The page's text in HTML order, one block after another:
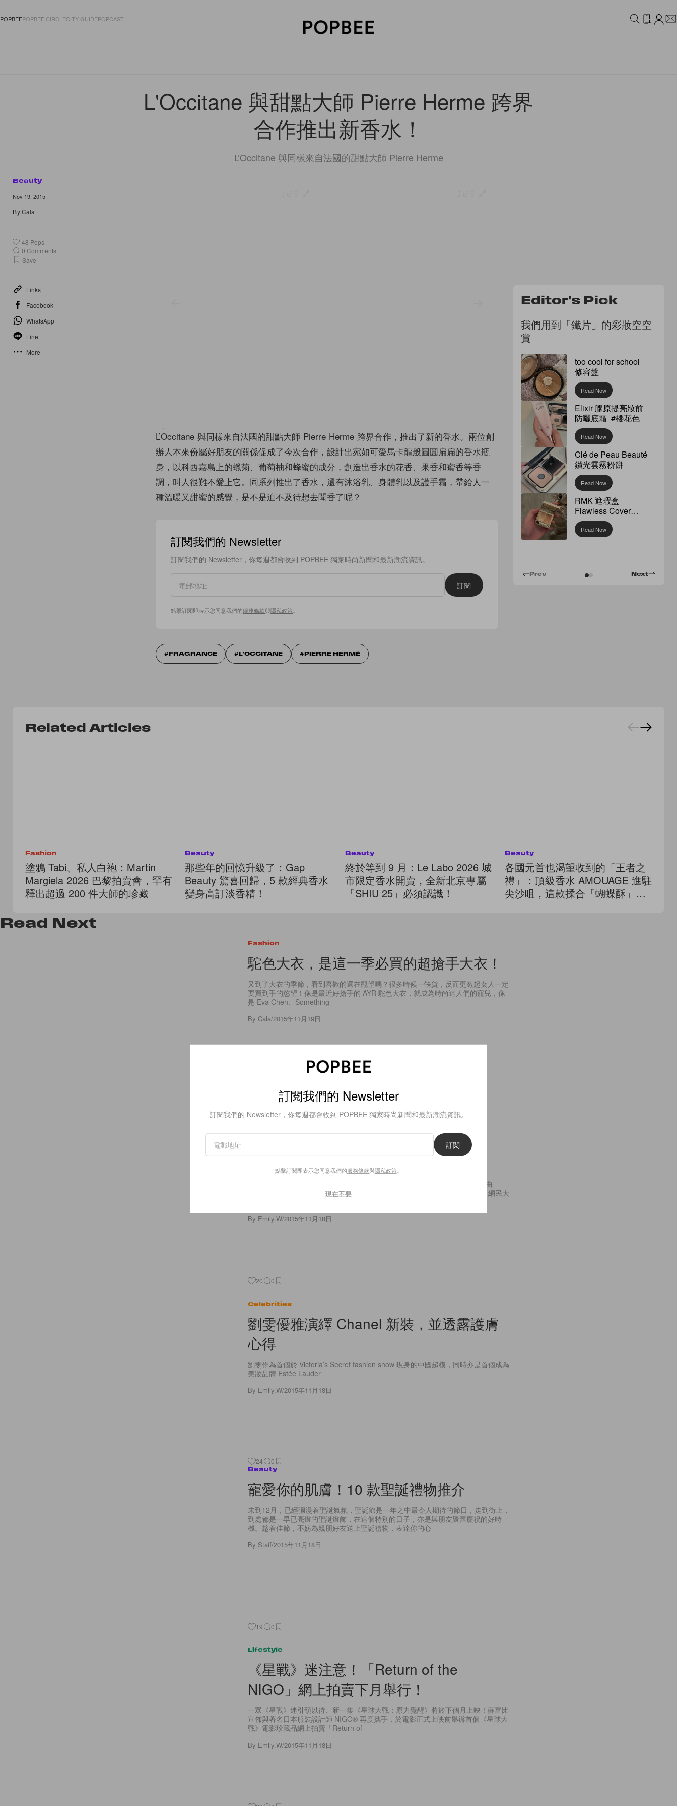
POPBEEPOPBEE CIRCLECITY GUIDEPOPCAST
L'Occitane 與甜點大師 Pierre Herme 跨界
合作推出新香水！
L’Occitane 與同樣來自法國的甜點大師 Pierre Herme
Beauty
Nov 19, 2015
ByCala
48 Pops
0 Comments
Save
Links
Facebook
WhatsApp
Line
More
L’Occitane 與同樣來自法國的甜點大師 Pierre Herme 跨界合作，推出了新的香水。兩位創
辦人本來份屬好朋友的關係促成了今次合作，設計出宛如可愛馬卡龍般圓圓扁扁的香水瓶
身，以科西嘉島上的蠟菊、葡萄柚和蜂蜜的成分，創造出香水的花香、果香和蜜香等香
調，叫人很難不愛上它。同系列推出了香水，還有沐浴乳、身體乳以及護手霜，帶給人一
種溫暖又甜蜜的感覺，是不是迫不及待想去聞香了呢？
訂閱我們的 Newsletter
訂閱我們的 Newsletter，你每週都會收到 POPBEE 獨家時尚新聞和最新潮流資訊。
訂閱
點擊訂閱即表示您同意我們的服務條款與隱私政策
FRAGRANCE L'OCCITANE PIERRE HERMÉ
Editor's Pick
我們用到「鐵片」的彩妝空空
賞
too cool for school
修容盤
Read Now
Elixir 膠原提亮妝前
防曬底霜 #櫻花色
Read Now
Clé de Peau Beauté
鑽光雲霧粉餅
Read Now
RMK 遮瑕盒
Flawless Cover
Concealer
Read Now
Next
Prev
Related Articles
Fashion
塗鴉 Tabi、私人白袍：Martin
Margiela 2026 巴黎拍賣會，罕有
釋出超過 200 件大師的珍藏
Beauty
那些年的回憶升級了：Gap
Beauty 驚喜回歸，5 款經典香水
變身高訂淡香精！
Beauty
終於等到 9 月：Le Labo 2026 城
市限定香水開賣，全新北京專屬
「SHIU 25」必須認識！
Beauty
各國元首也渴望收到的「王者之
禮」：頂級香水 AMOUAGE 進駐
尖沙咀，這款揉合「蝴蝶酥」香
Read Next
Fashion
駝色大衣，是這一季必買的超搶手大衣！
又到了大衣的季節，看到喜歡的還在觀望嗎？很多時候一缺貨，反而更激起女人一定
要買到手的慾望！像是最近好搶手的 AYR 駝色大衣，就成為時尚達人們的寵兒，像
是 Eva Chen、Something
By Cala/2015年11月19日
Adele 曾質疑自己的體態，勉勵女生要
「做自己」
英國歌手 Adele 出道至今一直人氣高企，闊別樂壇將近3年，繼早前發佈了單曲
MV《Hello》，昨日推出的《When We Were Young》再一次引起極大回響，網民大
By Emily.W/2015年11月18日
20 0
Celebrities
劉雯優雅演繹 Chanel 新裝，並透露護膚
心得
劉雯作為首個於 Victoria’s Secret fashion show 現身的中國超模，同時亦是首個成為
美妝品牌 Estée Lauder
By Emily.W/2015年11月18日
24 0
Beauty
寵愛你的肌膚！10 款聖誕禮物推介
未到12月，已經彌漫着聖誕氣氛，聖誕節是一年之中最令人期待的節日，走到街上，
到處都是一早已亮燈的聖誕燈飾，在這個特別的日子，亦是與朋友聚舊慶祝的好時
機。趁着佳節，不妨為親朋好友送上聖誕禮物，表達你的心
By Staff/2015年11月18日
19 0
Lifestyle
《星戰》迷注意！「Return of the
NIGO」網上拍賣下月舉行！
一眾《星戰》迷引頸以待、新一集《星球大戰：原力覺醒》將於下個月上映！蘇富比
宣佈與著名日本服裝設計師 NIGO® 再度攜手，於電影正式上映前舉辦首個《星球大
戰》電影珍藏品網上拍賣「Return of
By Emily.W/2015年11月18日
訂閱我們的 Newsletter
訂閱我們的 Newsletter，你每週都會收到 POPBEE 獨家時尚新聞和最新潮流資訊。
訂閱
點擊訂閱即表示您同意我們的服務條款與隱私政策。
現在不要